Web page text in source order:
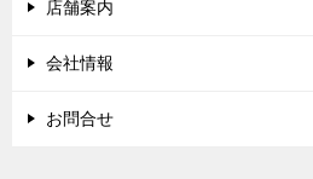
店舗案内
会社情報
お問合せ